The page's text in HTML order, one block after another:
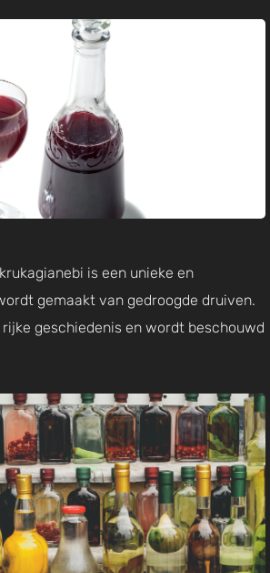
is een unieke en
gemaakt van gedroogde druiven.
geschiedenis en wordt beschouwd